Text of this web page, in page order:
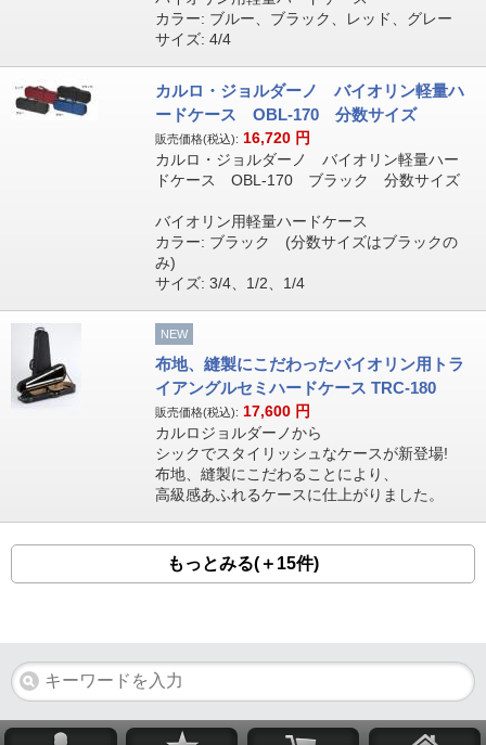
カラー: ブルー、ブラック、レッド、グレー
サイズ: 4/4
カルロ・ジョルダーノ バイオリン軽量ハ
ードケース OBL-170 分数サイズ
販売価格(税込): 16,720 円
カルロ・ジョルダーノ バイオリン軽量ハー
ドケース OBL-170 ブラック 分数サイズ
バイオリン用軽量ハードケース
カラー: ブラック (分数サイズはブラックの
み)
サイズ: 3/4、1/2、1/4
NEW
布地、縫製にこだわったバイオリン用トラ
イアングルセミハードケース TRC-180
販売価格(税込): 17,600 円
カルロジョルダーノから
シックでスタイリッシュなケースが新登場!
布地、縫製にこだわることにより、
高級感あふれるケースに仕上がりました。
もっとみる(＋15件)